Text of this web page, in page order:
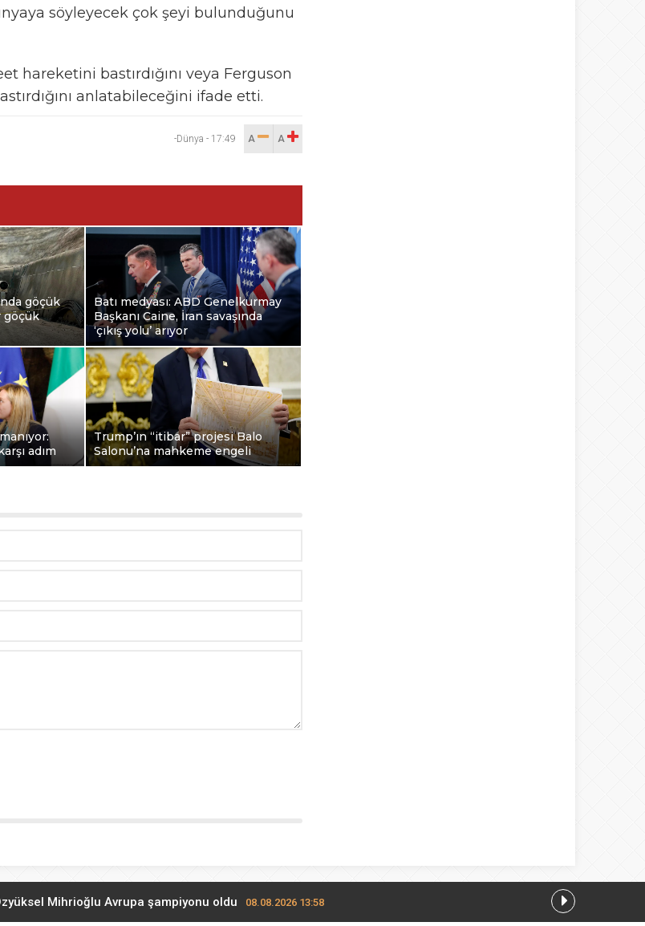
söyleyecek çok şeyi bulunduğunu
hareketini bastırdığını veya Ferguson
anlatabileceğini ifade etti.
-Dünya - 17:49 A
A
göçük
göçük
Batı medyası: ABD Genelkurmay
Başkanı Caine, İran savaşında
‘çıkış yolu’ arıyor
adım
Trump’ın “itibar” projesi Balo
Salonu’na mahkeme engeli
Mihrioğlu Avrupa şampiyonu oldu 08.08.2026 13:58